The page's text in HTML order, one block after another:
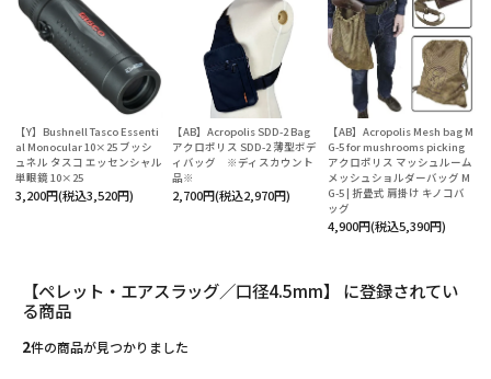
に入り
ップブログ
立ち情報
ゴリーから探す
【Y】Bushnell Tasco Essenti
al Monocular 10×25 ブッシ
ュネル タスコ エッセンシャル
単眼鏡 10×25
3,200円(税込3,520円)
【AB】Acropolis SDD-2 Bag
アクロポリス SDD-2 薄型ボデ
ィバッグ ※ディスカウント
品※
2,700円(税込2,970円)
【AB】Acropolis Mesh bag M
G-5 for mushrooms picking
アクロポリス マッシュルーム
メッシュショルダーバッグ M
G-5 | 折畳式 肩掛け キノコバ
ッグ
4,900円(税込5,390円)
【ペレット・エアスラッグ／口径4.5mm】 に登録されてい
る商品
2件の商品が見つかりました